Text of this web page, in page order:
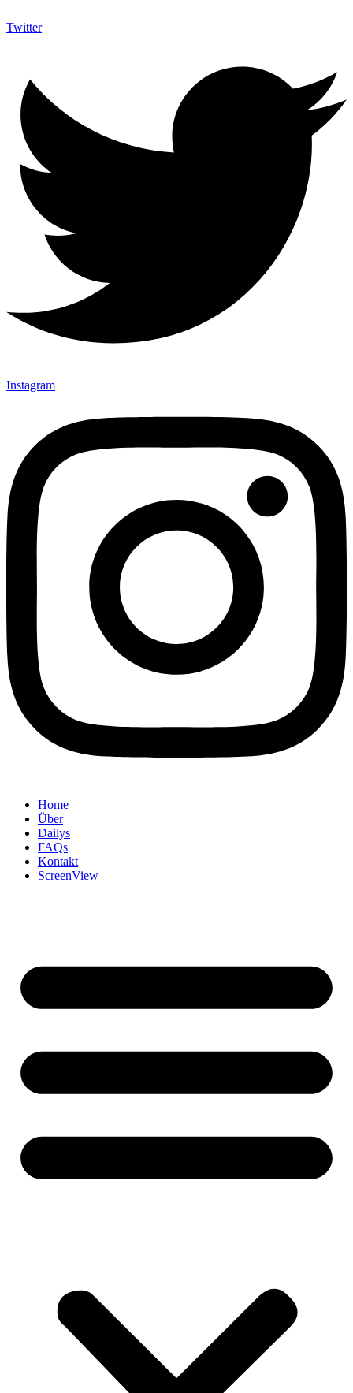
Twitter
Instagram
Home
Über
Dailys
FAQs
Kontakt
ScreenView